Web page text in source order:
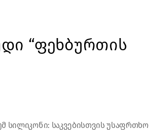
“ფეხბურთის
სილიკონი: საკვებისთვის უსაფრთხო